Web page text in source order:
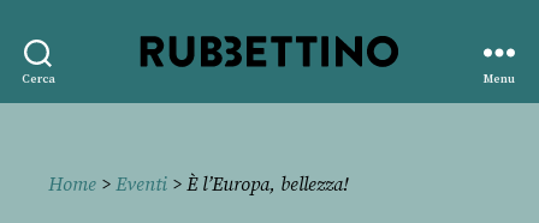
Cerca
editore
Menu
Home > Eventi > È l’Europa, bellezza!